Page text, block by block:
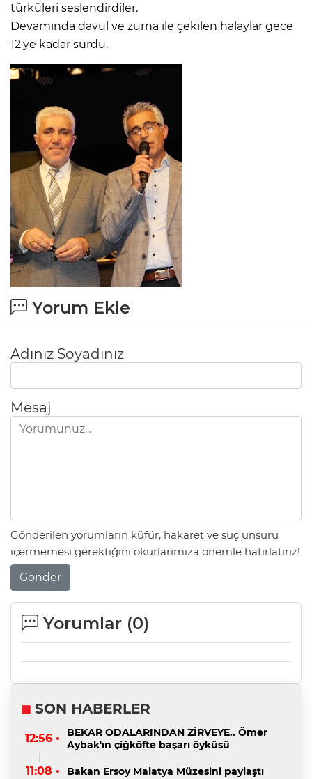
türküleri seslendirdiler.
Devamında davul ve zurna ile çekilen halaylar gece
12'ye kadar sürdü.
Yorum Ekle
Adınız Soyadınız
Mesaj
Gönderilen yorumların küfür, hakaret ve suç unsuru
içermemesi gerektiğini okurlarımıza önemle hatırlatırız!
Gönder
Yorumlar (0)
SON HABERLER
12:56 •
BEKAR ODALARINDAN ZİRVEYE.. Ömer
Aybak'ın çiğköfte başarı öyküsü
11:08 • Bakan Ersoy Malatya Müzesini paylaştı